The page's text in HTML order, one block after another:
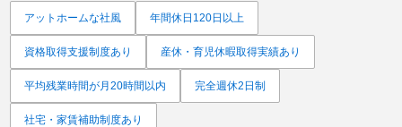
アットホームな社風 年間休日120日以上
資格取得支援制度あり 産休・育児休暇取得実績あり
平均残業時間が月20時間以内 完全週休2日制
社宅・家賃補助制度あり